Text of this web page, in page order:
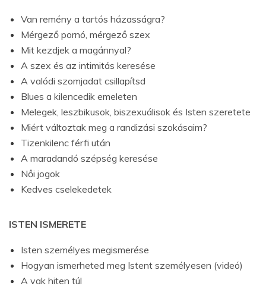
Van remény a tartós házasságra?
Mérgező pornó, mérgező szex
Mit kezdjek a magánnyal?
A szex és az intimitás keresése
A valódi szomjadat csillapítsd
Blues a kilencedik emeleten
Melegek, leszbikusok, biszexuálisok és Isten szeretete
Miért változtak meg a randizási szokásaim?
Tizenkilenc férfi után
A maradandó szépség keresése
Női jogok
Kedves cselekedetek
ISTEN ISMERETE
Isten személyes megismerése
Hogyan ismerheted meg Istent személyesen (videó)
A vak hiten túl